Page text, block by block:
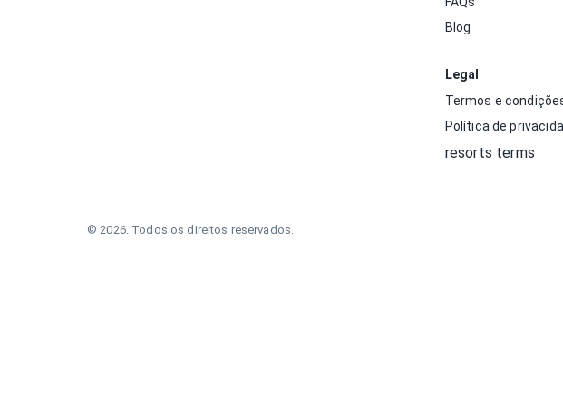
Blog
Legal
Termos e
Política de
resorts terms
©2026. Todos os direitos reservados.